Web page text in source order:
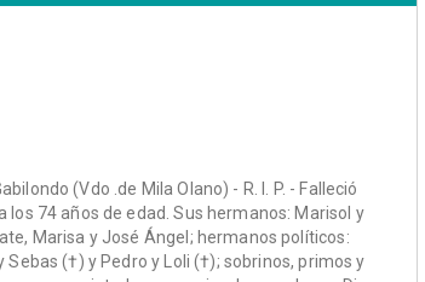
(Vdo .de Mila Olano) - R. I. P. - Falleció
los 74 años de edad. Sus hermanos: Marisol y
Marisa y José Ángel; hermanos políticos:
Sebas (†) y Pedro y Loli (†); sobrinos, primos y